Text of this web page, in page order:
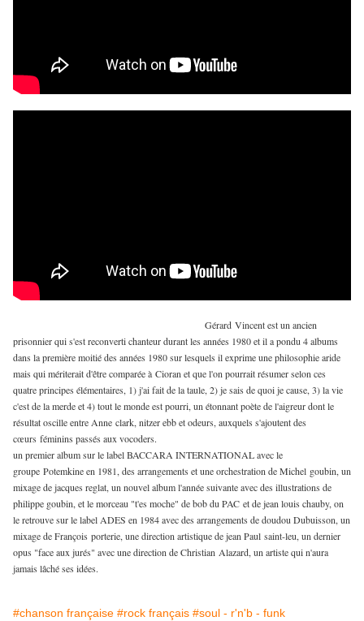
Gérard Vincent est un ancien
prisonnier qui s'est reconverti chanteur durant les années 1980 et il a pondu 4 albums
dans la première moitié des années 1980 sur lesquels il exprime une philosophie aride
mais qui mériterait d'être comparée à Cioran et que l'on pourrait résumer selon ces
quatre principes élémentaires, 1) j'ai fait de la taule, 2) je sais de quoi je cause, 3) la vie
c'est de la merde et 4) tout le monde est pourri, un étonnant poète de l'aigreur dont le
résultat oscille entre Anne clark, nitzer ebb et odeurs, auxquels s'ajoutent des
cœurs féminins passés aux vocoders.
un premier album sur le label BACCARA INTERNATIONAL avec le
groupe Potemkine en 1981, des arrangements et une orchestration de Michel goubin, un
mixage de jacques reglat, un nouvel album l'année suivante avec des illustrations de
philippe goubin, et le morceau "t'es moche" de bob du PAC et de jean louis chauby, on
le retrouve sur le label ADES en 1984 avec des arrangements de doudou Dubuisson, un
mixage de François porterie, une direction artistique de jean Paul saint-leu, un dernier
opus "face aux jurés" avec une direction de Christian Alazard, un artiste qui n'aura
jamais lâché ses idées.
#chanson française #rock français #soul - r'n'b - funk